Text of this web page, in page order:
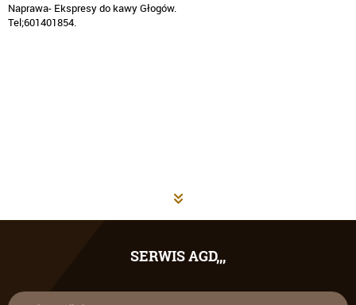
Naprawa- Ekspresy do kawy Głogów.
SERWIS AGD,,,